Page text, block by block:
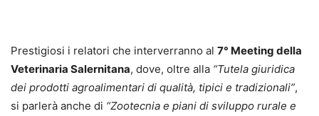
Prestigiosi i relatori che interverranno al 7° Meeting della
Veterinaria Salernitana, dove, oltre alla “Tutela giuridica
dei prodotti agroalimentari di qualità, tipici e tradizionali”,
si parlerà anche di “Zootecnia e piani di sviluppo rurale e